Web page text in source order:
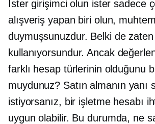
İster girişimci olun ister sadece
alışveriş yapan biri olun,
duymuşsunuzdur. Belki de zaten
kullanıyorsundur. Ancak
farklı hesap türlerinin olduğunu
muydunuz? Satın almanın yanı
istiyorsanız, bir işletme hesabı
uygun olabilir. Bu durumda, ne